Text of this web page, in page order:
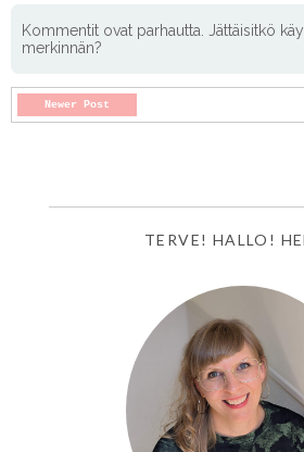
Kommentit ovat parhautta. Jättäisitkö
merkinnän?
Newer Post
TERVE! HALLO!